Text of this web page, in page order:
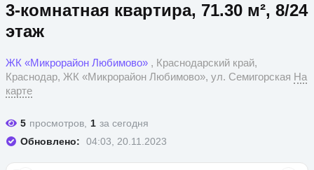
3-комнатная квартира, 71.30 м², 8/24
этаж
ЖК «Микрорайон Любимово» , Краснодарский край,
Краснодар, ЖК «Микрорайон Любимово», ул. Семигорская На
карте
5 просмотров, 1 за сегодня
Обновлено:
04:03, 20.11.2023